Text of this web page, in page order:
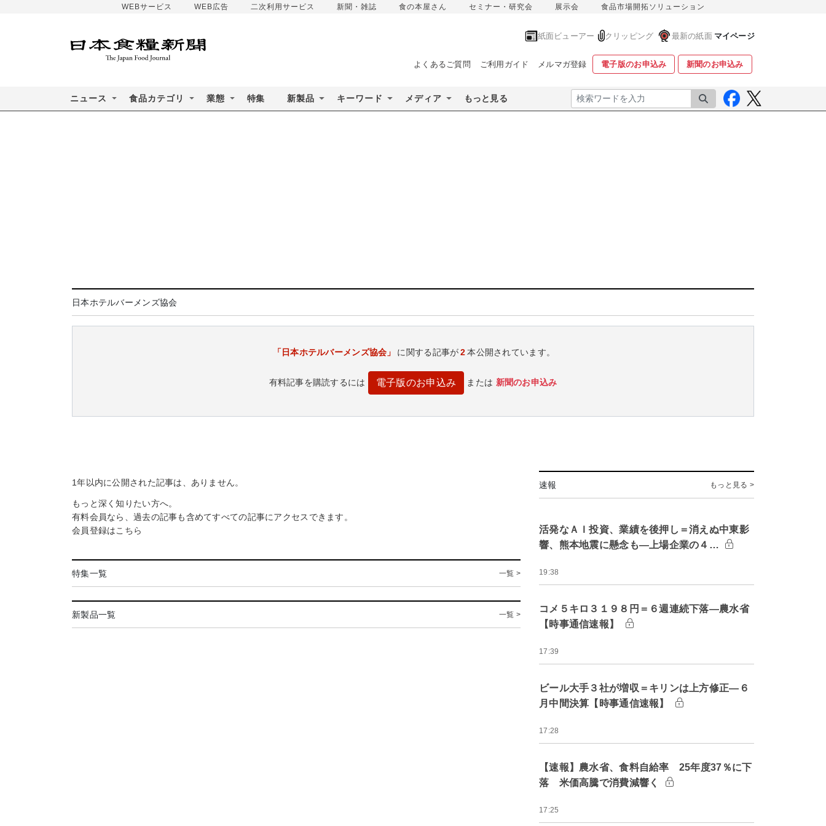
WEBサービス WEB広告 二次利用サービス 新聞・雑誌 食の本屋さん セミナー・研究会 展示会 食品市場開拓ソリューション
紙面ビューアー クリッピング 最新の紙面 マイページ
よくあるご質問 ご利用ガイド メルマガ登録 電子版のお申込み 新聞のお申込み
ニュース 食品カテゴリ 業態 特集 新製品 キーワード メディア もっと見る 検索
日本ホテルバーメンズ協会
「日本ホテルバーメンズ協会」 に関する記事が2 本公開されています。
有料記事を購読するには 電子版のお申込み または 新聞のお申込み
1年以内に公開された記事は、ありません。
もっと深く知りたい方へ。
有料会員なら、過去の記事も含めてすべての記事にアクセスできます。
会員登録はこちら
特集一覧 一覧 >
新製品一覧 一覧 >
速報 もっと見る >
活発なＡＩ投資、業績を後押し＝消えぬ中東影
響、熊本地震に懸念も―上場企業の４…
19:38
コメ５キロ３１９８円＝６週連続下落―農水省
【時事通信速報】
17:39
ビール大手３社が増収＝キリンは上方修正―６
月中間決算【時事通信速報】
17:28
【速報】農水省、食料自給率 25年度37％に下
落 米価高騰で消費減響く
17:25